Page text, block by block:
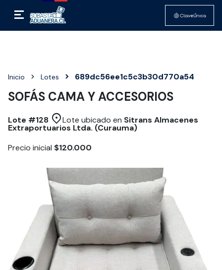
Inicio Lotes 689dc56ee1c5c3b30d770a54
SOFÁS CAMA Y ACCESORIOS
Lote #128 Lote ubicado en Sitrans Almacenes
Extraportuarios Ltda. (Curauma)
Precio inicial $120.000